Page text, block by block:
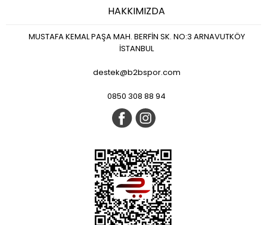
HAKKIMIZDA
MUSTAFA KEMAL PAŞA MAH. BERFİN SK. NO:3 ARNAVUTKÖY
İSTANBUL
destek@b2bspor.com
0850 308 88 94